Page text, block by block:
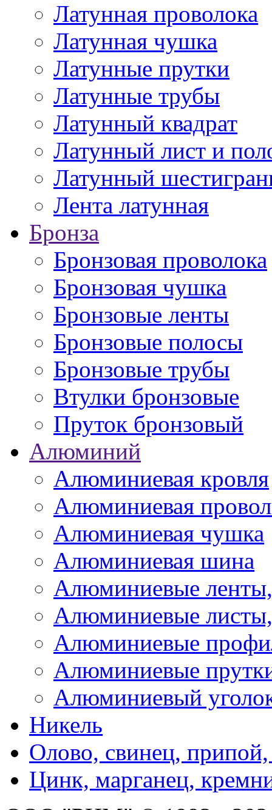
Латунная проволока
Латунная чушка
Латунные прутки
Латунные трубы
Латунный квадрат
Латунный лист и
Латунный
Лента латунная
Бронза
Бронзовая проволока
Бронзовая чушка
Бронзовые ленты
Бронзовые полосы
Бронзовые трубы
Втулки бронзовые
Пруток бронзовый
Алюминий
Алюминиевая кровля
Алюминиевая
Алюминиевая чушка
Алюминиевая шина
Алюминиевые
Алюминиевые
Алюминиевые
Алюминиевые
Алюминиевый
Никель
Олово, свинец,
Цинк, марганец,